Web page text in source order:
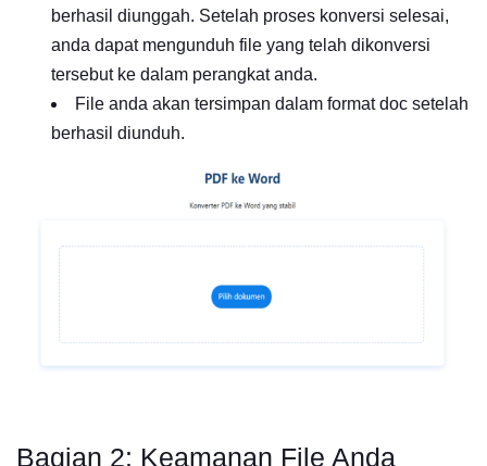
berhasil diunggah. Setelah proses konversi selesai,
anda dapat mengunduh file yang telah dikonversi
tersebut ke dalam perangkat anda.
File anda akan tersimpan dalam format doc setelah
berhasil diunduh.
Bagian 2: Keamanan File Anda